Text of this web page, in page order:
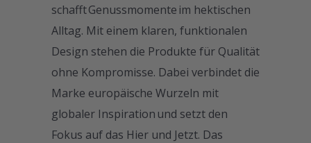
schafft Genussmomente im hektischen
Alltag. Mit einem klaren, funktionalen
Design stehen die Produkte für Qualität
ohne Kompromisse. Dabei verbindet die
Marke europäische Wurzeln mit
globaler Inspiration und setzt den
Fokus auf das Hier und Jetzt. Das